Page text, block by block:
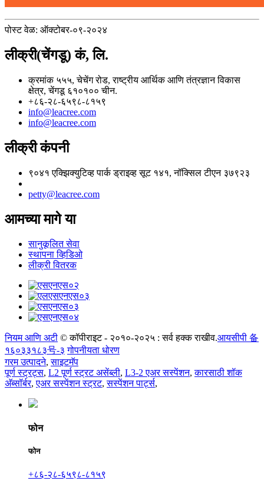
पोस्ट वेळ: ऑक्टोबर-०९-२०२४
लीक्री(चेंगडू) कं, लि.
क्रमांक ५५५, चेचेंग रोड, राष्ट्रीय आर्थिक आणि तंत्रज्ञान विकास
क्षेत्र, चेंगडू ६१०१०० चीन.
+८६-२८-६५९८-८१५९
info@leacree.com
info@leacree.com
लीक्री कंपनी
९०४१ एक्झिक्युटिव्ह पार्क ड्राइव्ह सूट १४१, नॉक्सिल टीएन ३७९२३
petty@leacree.com
आमच्या मागे या
सानुकूलित सेवा
स्थापना व्हिडिओ
लीक्री वितरक
नियम आणि अटी © कॉपीराइट - २०१०-२०२५ : सर्व हक्क राखीव.आयसीपी 备
१६०३३१८३号-३ गोपनीयता धोरण
गरम उत्पादने,साइटमॅप
पूर्ण स्ट्रट्स, L2 पूर्ण स्ट्रट असेंब्ली, L3-2 एअर सस्पेंशन,कारसाठी शॉक
अ‍ॅब्सॉर्बर,एअर सस्पेंशन स्ट्रट,सस्पेंशन पार्ट्स,
फोन
फोन
+८६-२८-६५९८-८१५९